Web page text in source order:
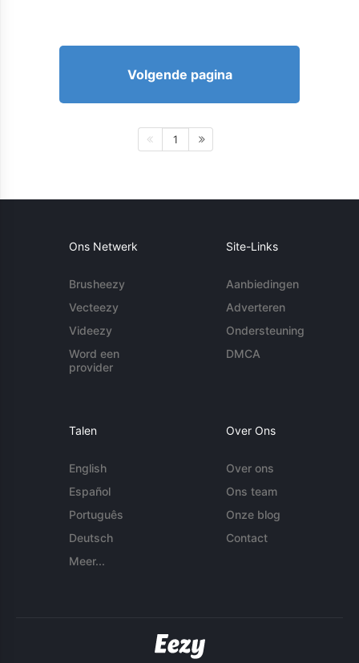
Volgende pagina
1
Ons Netwerk
Brusheezy
Vecteezy
Videezy
Word een
provider
Site-Links
Aanbiedingen
Adverteren
Ondersteuning
DMCA
Talen
English
Español
Português
Deutsch
Meer...
Over Ons
Over ons
Ons team
Onze blog
Contact